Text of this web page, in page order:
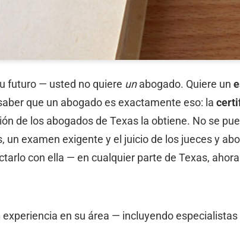
futuro — usted no quiere unabogado. Quiere un
que un abogado es exactamente eso: la
de los abogados de Texas la obtiene. No se
examen exigente y el juicio de los jueces y
con ella — en cualquier parte de Texas,
en su área — incluyendo